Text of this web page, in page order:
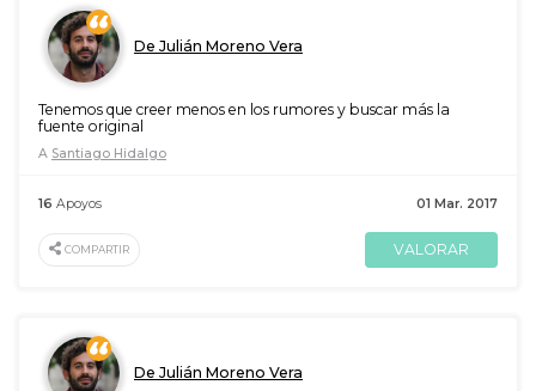
De Julián Moreno Vera
Tenemos que creer menos en los rumores y buscar más la
fuente original
A Santiago Hidalgo
01 Mar. 2017
16 Apoyos
COMPARTIR VALORAR
De Julián Moreno Vera